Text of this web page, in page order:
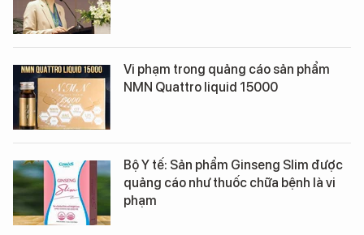
Vi phạm trong quảng cáo sản phẩm
NMN Quattro liquid 15000
Bộ Y tế: Sản phẩm Ginseng Slim được
quảng cáo như thuốc chữa bệnh là vi
phạm